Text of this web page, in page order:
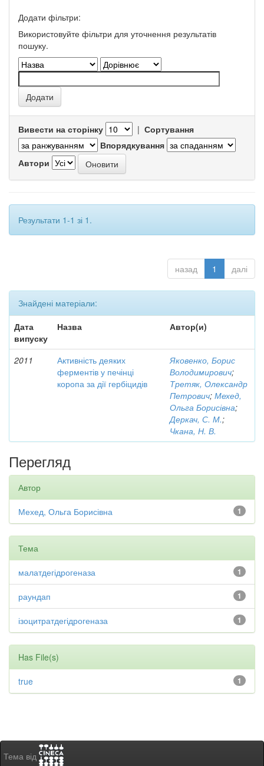
Додати фільтри:
Використовуйте фільтри для уточнення результатів
пошуку.
Вивести на сторінку | Сортування
Впорядкування
Автори
Результати 1-1 зі 1.
назад 1 далі
Знайдені матеріали:
Дата
випуску
Назва Автор(и)
2011
Активність деяких
ферментів у печінці
коропа за дії гербіцидів
Яковенко, Борис
Володимирович;
Третяк, Олександр
Петрович; Мехед,
Ольга Борисівна;
Деркач, С. М.;
Чкана, Н. В.
Перегляд
Автор
1
Мехед, Ольга Борисівна
Тема
1
малатдегідрогеназа
1
раундап
1
ізоцитратдегідрогеназа
Has File(s)
1
true
Тема від